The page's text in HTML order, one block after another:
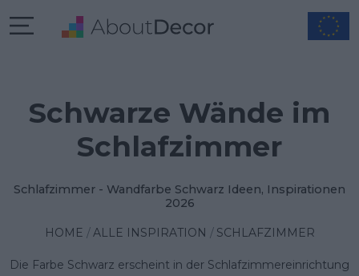
Schwarze Wände im
Schlafzimmer
Schlafzimmer - Wandfarbe Schwarz Ideen, Inspirationen
2026
HOME ALLE INSPIRATION SCHLAFZIMMER
Die Farbe Schwarz erscheint in der Schlafzimmereinrichtung